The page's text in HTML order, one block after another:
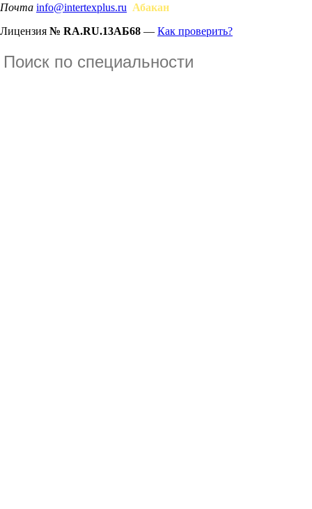
Почта info@intertexplus.ru Абакан
Лицензия № RA.RU.13АБ68 — Как проверить?